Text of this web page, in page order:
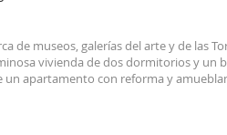
de museos, galerías del arte y de las
vivienda de dos dormitorios y un
un apartamento con reforma y
que da al patio de vecinos